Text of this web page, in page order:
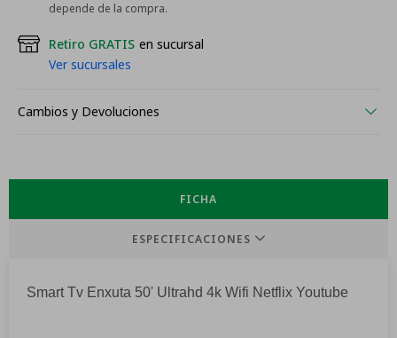
depende de la compra.
Retiro GRATIS en sucursal
Ver sucursales
Cambios y Devoluciones
FICHA
ESPECIFICACIONES
Smart Tv Enxuta 50' Ultrahd 4k Wifi Netflix Youtube